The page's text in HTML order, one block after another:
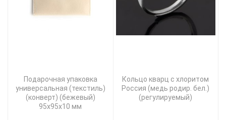
Подарочная упаковка
универсальная (текстиль)
(конверт) (бежевый)
95х95х10 мм
Кольцо кварц с хлоритом
Россия (медь родир. бел.)
(регулируемый)